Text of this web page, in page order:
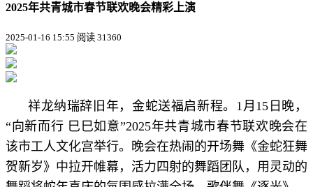
2025年共青城市春节联欢晚会精彩上演
2025-01-16 15:55 阅读 31360
祥龙纳瑞辞旧年，金蛇送福启新程。1月15日晚，
“向新而行 巳巳如意”2025年共青城市春节联欢晚会在
该市工人文化宫举行。晚会在热闹的开场舞《金蛇狂舞
贺新岁》中拉开帷幕，活力四射的舞蹈团队，用灵动的